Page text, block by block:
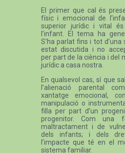
El primer que cal és
físic i emocional de
superior jurídic i vital
l’infant. El tema ha
S’ha parlat fins i tot d’una
estat discutida i no
per part de la ciència i del
jurídic a casa nostra.
En qualsevol cas, sí que
l’alienació parental
xantatge emocional,
manipulació o
filla per part d’un
progenitor. Com una
maltractament i de
dels infants; i dels
l’impacte que té en el
sistema familiar.